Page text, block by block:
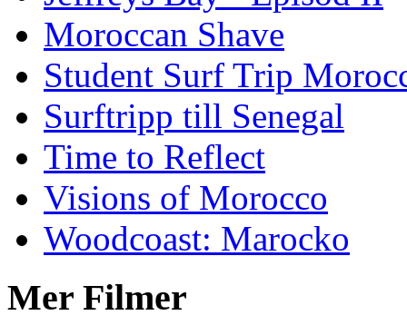
Moroccan Shave
Student Surf Trip
Surftripp till Senegal
Time to Reflect
Visions of Morocco
Woodcoast: Marocko
Mer Filmer